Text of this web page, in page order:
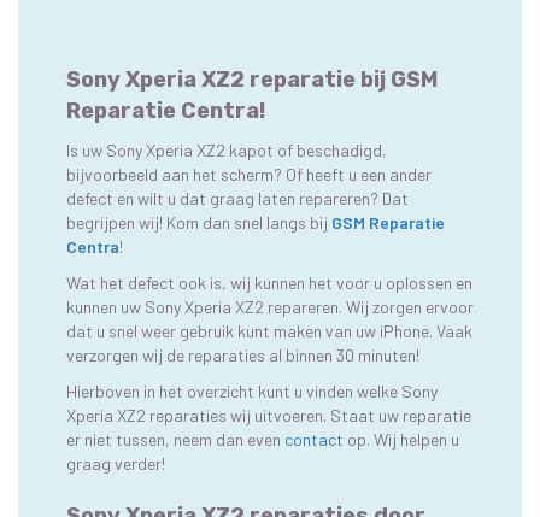
Sony Xperia XZ2 reparatie bij GSM
Reparatie Centra!
Is uw Sony Xperia XZ2 kapot of beschadigd,
bijvoorbeeld aan het scherm? Of heeft u een ander
defect en wilt u dat graag laten repareren? Dat
begrijpen wij! Kom dan snel langs bij GSM Reparatie
Centra!
Wat het defect ook is, wij kunnen het voor u oplossen en
kunnen uw Sony Xperia XZ2 repareren. Wij zorgen ervoor
dat u snel weer gebruik kunt maken van uw iPhone. Vaak
verzorgen wij de reparaties al binnen 30 minuten!
Hierboven in het overzicht kunt u vinden welke Sony
Xperia XZ2 reparaties wij uitvoeren. Staat uw reparatie
er niet tussen, neem dan even contact op. Wij helpen u
graag verder!